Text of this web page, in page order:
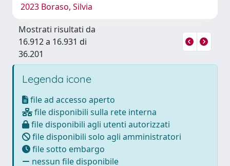
2023 Boraso, Silvia
Mostrati risultati da
16.912 a 16.931 di
36.201
Legenda icone
file ad accesso aperto
file disponibili sulla rete interna
file disponibili agli utenti autorizzati
file disponibili solo agli amministratori
file sotto embargo
nessun file disponibile